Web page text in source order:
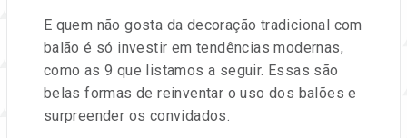
E quem não gosta da decoração tradicional com
balão é só investir em tendências modernas,
como as 9 que listamos a seguir. Essas são
belas formas de reinventar o uso dos balões e
surpreender os convidados.